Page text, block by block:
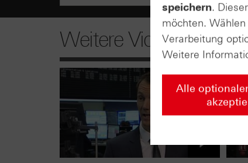
Weitere Videos
speichern.
möchten.
Verarbeitung
Weitere
Alle